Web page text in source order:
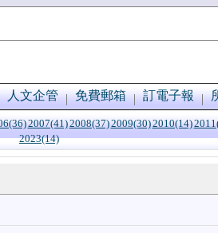
人文企管 免費郵箱 訂電子報
2007(41)2008(37)2009(30)2010(14)
2023(14)